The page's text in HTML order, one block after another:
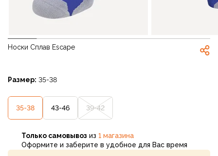
Носки Сплав Escape
Размер: 35-38
35-38 43-46 39-42
Только самовывоз из 1 магазина
Оформите и заберите в удобное для Вас время